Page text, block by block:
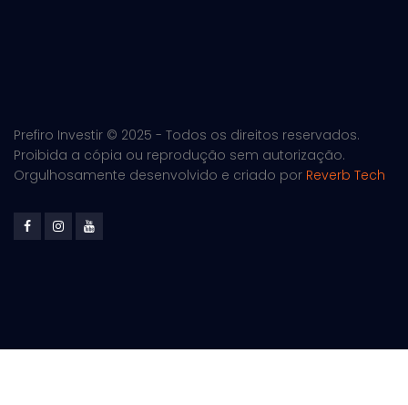
Prefiro Investir © 2025 - Todos os direitos reservados.
Proibida a cópia ou reprodução sem autorização.
Orgulhosamente desenvolvido e criado por Reverb Tech